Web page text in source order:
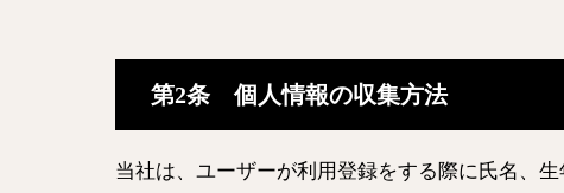
第2条 個人情報の収集方法
当社は、ユーザーが利用登録をする際に氏名、